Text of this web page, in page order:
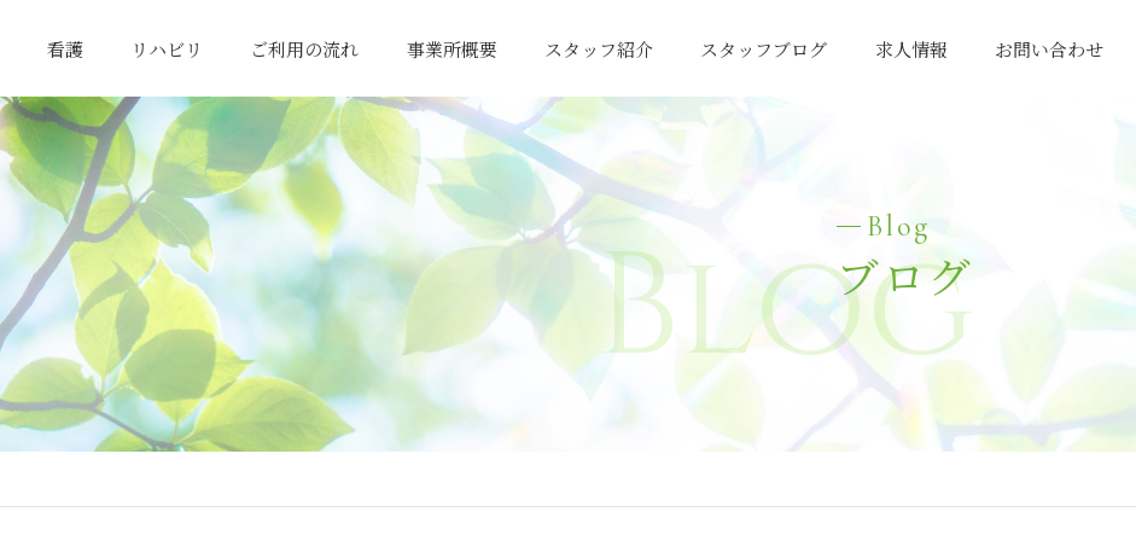
看護 リハビリ ご利用の流れ 事業所概要 スタッフ紹介 スタッフブログ 求人情報 お問い合わせ
Blog
ブログ
Blog